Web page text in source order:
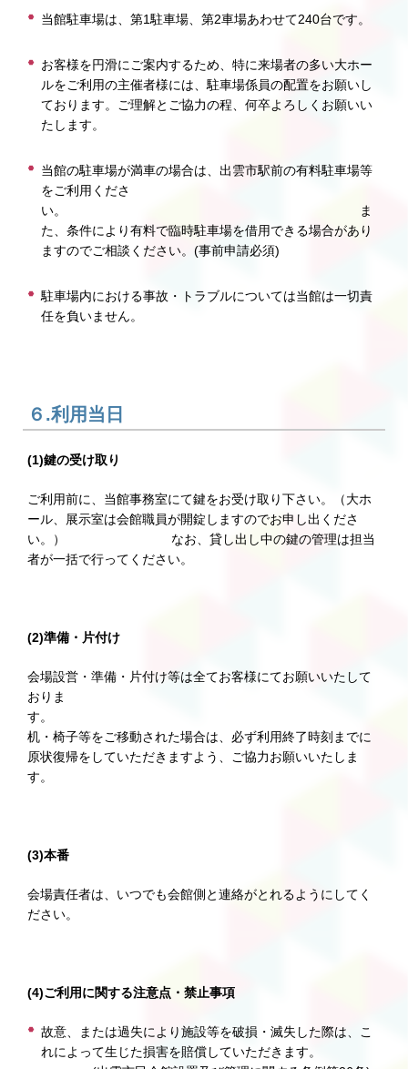
当館駐車場は、第1駐車場、第2車場あわせて240台です。
お客様を円滑にご案内するため、特に来場者の多い大ホー
ルをご利用の主催者様には、駐車場係員の配置をお願いし
ております。ご理解とご協力の程、何卒よろしくお願いい
たします。
当館の駐車場が満車の場合は、出雲市駅前の有料駐車場等
をご利用くださ
い。 ま
た、条件により有料で臨時駐車場を借用できる場合があり
ますのでご相談ください。(事前申請必須)
駐車場内における事故・トラブルについては当館は一切責
任を負いません。
６.利用当日
(1)鍵の受け取り
ご利用前に、当館事務室にて鍵をお受け取り下さい。（大ホ
ール、展示室は会館職員が開錠しますのでお申し出くださ
い。） なお、貸し出し中の鍵の管理は担当
者が一括で行ってください。
(2)準備・片付け
会場設営・準備・片付け等は全てお客様にてお願いいたして
おりま
す
机・椅子等をご移動された場合は、必ず利用終了時刻までに
原状復帰をしていただきますよう、ご協力お願いいたしま
す。
(3)本番
会場責任者は、いつでも会館側と連絡がとれるようにしてく
ださい。
(4)ご利用に関する注意点・禁止事項
故意、または過失により施設等を破損・滅失した際は、こ
れによって生じた損害を賠償していただきます。